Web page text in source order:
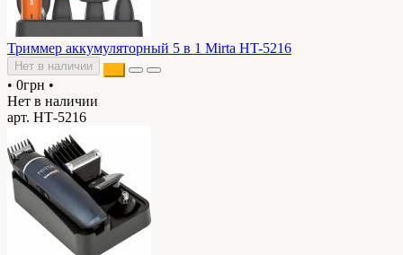
Триммер аккумуляторный 5 в 1 Mirta HT-5216
Нет в наличии
• 0грн •
Нет в наличии
арт. НТ-5216